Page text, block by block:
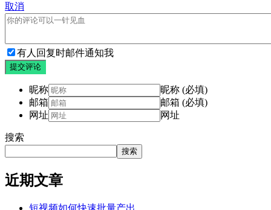
取消
有人回复时邮件通知我
提交评论
昵称
昵称 (必填)
邮箱
邮箱 (必填)
网址
网址
搜索
搜索
近期文章
短视频如何快速批量产出